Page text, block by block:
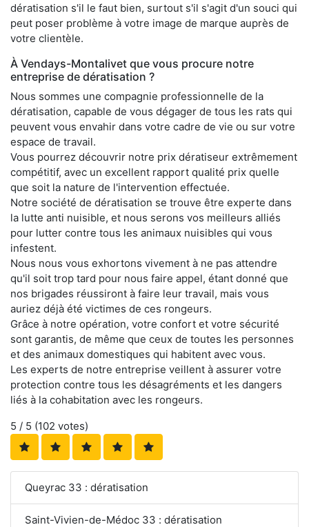
dératisation s'il le faut bien, surtout s'il s'agit d'un souci qui
peut poser problème à votre image de marque auprès de
votre clientèle.
À Vendays-Montalivet que vous procure notre
entreprise de dératisation ?
Nous sommes une compagnie professionnelle de la
dératisation, capable de vous dégager de tous les rats qui
peuvent vous envahir dans votre cadre de vie ou sur votre
espace de travail.
Vous pourrez découvrir notre prix dératiseur extrêmement
compétitif, avec un excellent rapport qualité prix quelle
que soit la nature de l'intervention effectuée.
Notre société de dératisation se trouve être experte dans
la lutte anti nuisible, et nous serons vos meilleurs alliés
pour lutter contre tous les animaux nuisibles qui vous
infestent.
Nous nous vous exhortons vivement à ne pas attendre
qu'il soit trop tard pour nous faire appel, étant donné que
nos brigades réussiront à faire leur travail, mais vous
auriez déjà été victimes de ces rongeurs.
Grâce à notre opération, votre confort et votre sécurité
sont garantis, de même que ceux de toutes les personnes
et des animaux domestiques qui habitent avec vous.
Les experts de notre entreprise veillent à assurer votre
protection contre tous les désagréments et les dangers
liés à la cohabitation avec les rongeurs.
5 / 5 (102 votes)
Queyrac 33 : dératisation
Saint-Vivien-de-Médoc 33 : dératisation